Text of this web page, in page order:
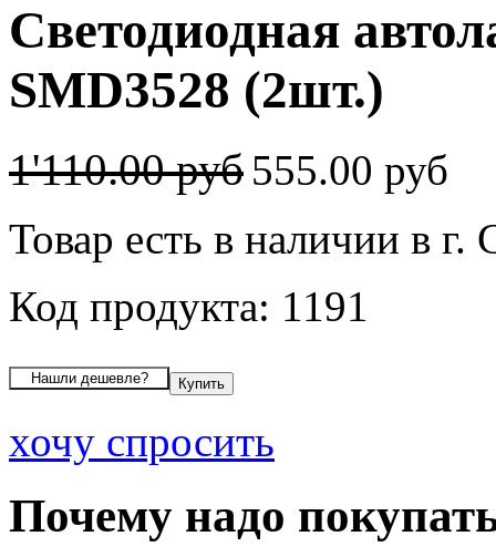
Светодиодная
SMD3528 (2шт.)
1'110.00 руб 555.00 руб
Товар есть в наличии в г.
Код продукта: 1191
хочу спросить
Почему надо